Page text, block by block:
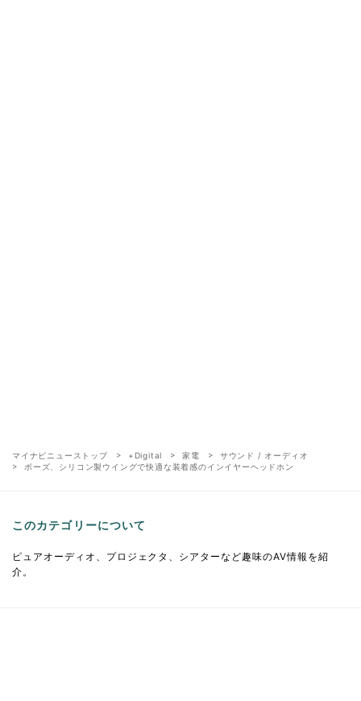
マイナビニューストップ +Digital 家電
サウンド / オーディオ
ボーズ、シリコン製ウイングで快適な装着感のインイヤーヘッドホン
このカテゴリーについて
ピュアオーディオ、プロジェクタ、シアターなど趣味のAV情報を紹
介。